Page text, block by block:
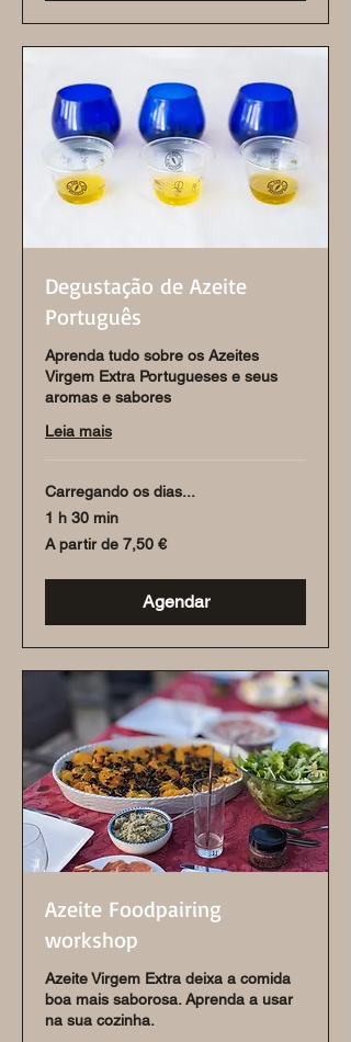
Degustação de Azeite
Português
Aprenda tudo sobre os Azeites
Virgem Extra Portugueses e seus
aromas e sabores
Leia mais
Carregando os dias...
1 h 30 min
A
partir
A partir de 7,50 €
Agendar
Azeite Foodpairing
workshop
Azeite Virgem Extra deixa a comida
boa mais saborosa. Aprenda a usar
na sua cozinha.